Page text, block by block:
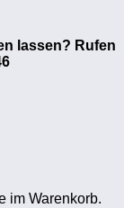
lassen? Rufen
im Warenkorb.